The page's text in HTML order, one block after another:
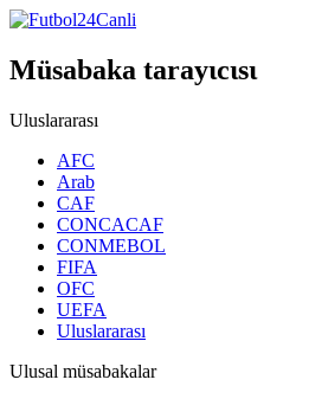
Müsabaka tarayιcιsι
Uluslararası
AFC
Arab
CAF
CONCACAF
CONMEBOL
FIFA
OFC
UEFA
Uluslararası
Ulusal müsabakalar